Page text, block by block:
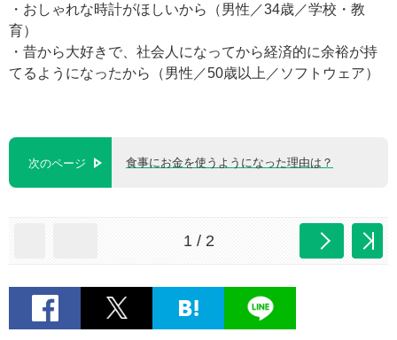
・おしゃれな時計がほしいから（男性／34歳／学校・教
育）
・昔から大好きで、社会人になってから経済的に余裕が持
てるようになったから（男性／50歳以上／ソフトウェア）
次のページ 食事にお金を使うようになった理由は？
1 / 2